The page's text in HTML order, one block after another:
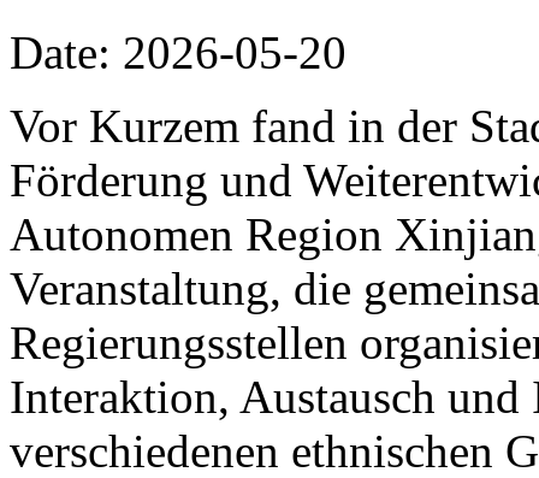
Date: 2026-05-20
Vor Kurzem fand in der
Förderung und
Autonomen Region
Veranstaltung, die
Regierungsstellen
Interaktion, Austausch
verschiedenen ethnischen